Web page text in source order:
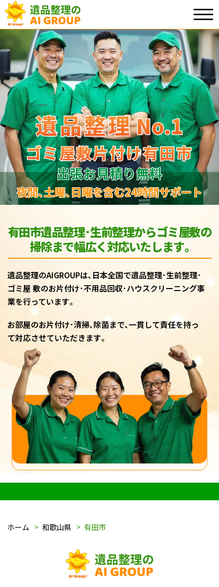
遺品整理No.1
ゴミ屋敷片付け有田市
遺品整理No.1
ゴミ屋敷片付け有田市
出張お見積り無料
夜間､土曜､日曜を含む24時間サポート
有田市遺品整理･生前整理からゴミ屋敷の
掃除まで幅広く対応いたします｡
遺品整理のAIGROUPは､日本全国で遺品整理･生前整理･
ゴミ屋 敷のお片付け･不用品回収･ハウスクリーニング事
業を行っています｡
お部屋のお片付け･清掃､除菌まで､一貫して責任を持っ
て対応させていただきます｡
ホーム 和歌山県 有田市